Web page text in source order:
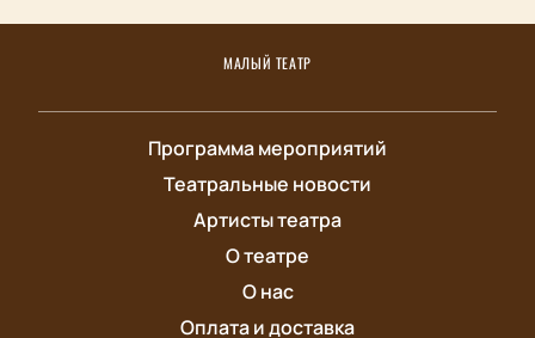
МАЛЫЙ ТЕАТР
Программа мероприятий
Театральные новости
Артисты театра
О театре
О нас
Оплата и доставка